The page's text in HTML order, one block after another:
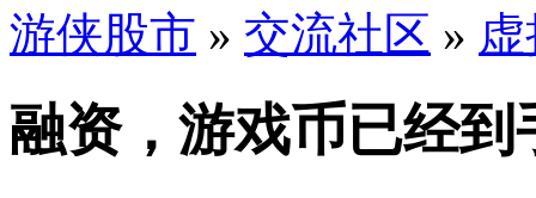
游侠股市 » 交流社区 »
融资，游戏币已经